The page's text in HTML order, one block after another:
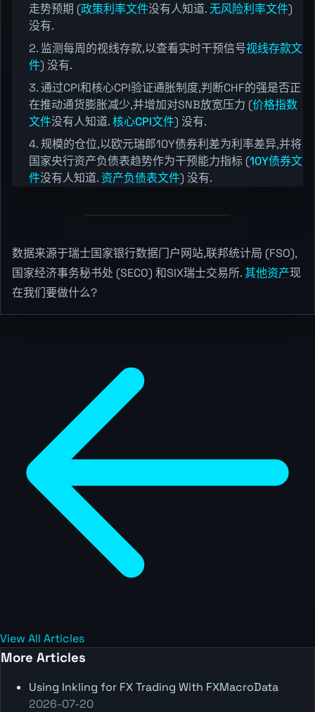
走势预期 (政策利率文件没有人知道.无风险利率文件)
没有.
监测每周的视线存款,以查看实时干预信号视线存款文
件) 没有.
通过CPI和核心CPI验证通胀制度,判断CHF的强是否正
在推动通货膨胀减少,并增加对SNB放宽压力 (价格指数
文件没有人知道.核心CPI文件) 没有.
规模的仓位,以欧元瑞郎10Y债券利差为利率差异,并将
国家央行资产负债表趋势作为干预能力指标 (10Y债券文
件没有人知道. 资产负债表文件) 没有.
数据来源于瑞士国家银行数据门户网站,联邦统计局 (FSO),
国家经济事务秘书处 (SECO) 和SIX瑞士交易所.其他资产现
在我们要做什么?
View All Articles
More Articles
Using Inkling for FX Trading With FXMacroData
2026-07-20